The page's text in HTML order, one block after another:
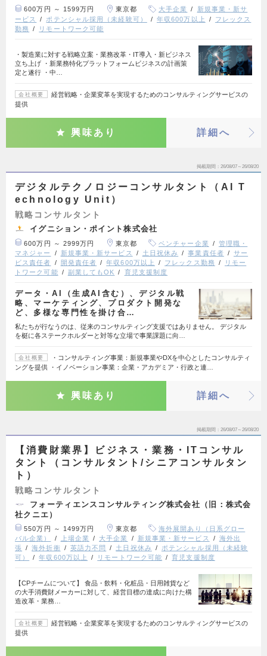
600万円 ～ 1599万円 東京都 大手企業
新規事業・新サ
ービス
ポテンシャル採用（未経験可） 年収600万以上
フレックス
勤務
リモートワーク可能
・製造業に対する戦略立案・業務改革・IT導入・新ビジネス
立ち上げ ・新業務特化プラットフォームビジネスの計画策
定と遂行 ・中…
会社概要
経営戦略・企業変革を実現するためのコンサルティングサービスの
提供
興味あり 詳細へ
掲載期間 26/08/07～26/08/20
デジタルテクノロジーコンサルタント（AI T
echnology Unit）
戦略コンサルタント
イグニション・ポイント株式会社
600万円 ～ 2999万円 東京都 ベンチャー企業
管理職・
マネジャー
新規事業・新サービス 土日祝休み 事業責任者
サー
ビス責任者
開発責任者 年収600万以上 フレックス勤務
リモー
トワーク可能
副業してもOK 育児支援制度
データ・AI（生成AI含む）、デジタル戦
略、マーケティング、プロダクト開発な
ど、多様な専門性を掛け合…
私たちが行なうのは、従来のコンサルティング支援ではありません。 デジタル
を梃に各ステークホルダーと対等な立場で事業課題に向…
会社概要
・コンサルティング事業：新規事業やDXを中心としたコンサルティ
ングを提供 ・イノベーション事業：企業・アカデミア・行政と連…
興味あり 詳細へ
掲載期間 26/08/07～26/08/20
【消費財業界】ビジネス・業務・ITコンサル
タント（コンサルタント/シニアコンサルタン
ト）
戦略コンサルタント
フォーティエンスコンサルティング株式会社（旧：株式会
社クニエ）
550万円 ～ 1499万円 東京都
海外展開あり（日系グロー
バル企業）
上場企業 大手企業 新規事業・新サービス
海外出
張
海外折衝 英語力不問 土日祝休み
ポテンシャル採用（未経験
可）
年収600万以上 リモートワーク可能 育児支援制度
【CPチームについて】 食品・飲料・化粧品・日用雑貨など
の大手消費財メーカーに対して、経営目標の達成に向けた構
造改革・業務…
会社概要
経営戦略・企業変革を実現するためのコンサルティングサービスの
提供